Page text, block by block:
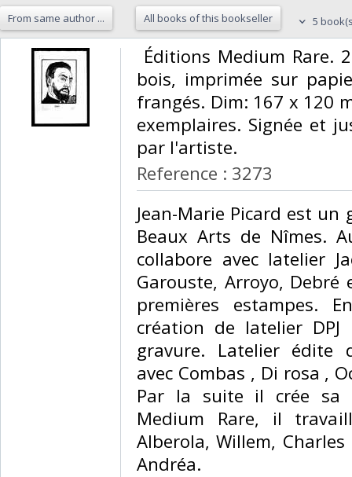
From same author ... All books of this bookseller 5
Éditions Medium Rare.
bois, imprimée sur
frangés. Dim: 167 x 120
exemplaires. Signée et
par l'artiste.‎
Reference : 3273
‎Jean-Marie Picard est
Beaux Arts de Nîmes.
collabore avec latelier
Garouste, Arroyo,
premières estampes.
création de latelier
gravure. Latelier édite
avec Combas , Di rosa ,
Par la suite il crée sa
Medium Rare, il
Alberola, Willem,
Andréa. ‎